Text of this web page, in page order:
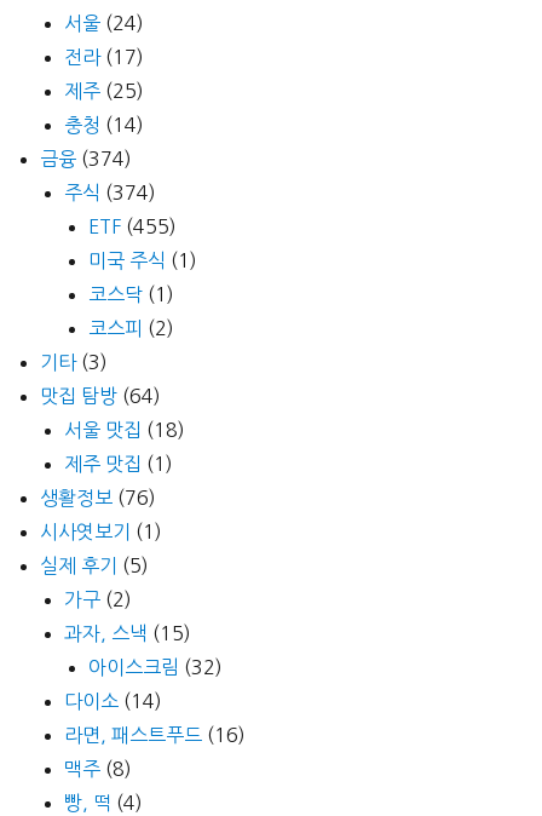
서울 (24)
전라(17)
제주 (25)
충청 (14)
금융 (374)
주식 (374)
ETF (455)
미국 주식 (1)
코스닥 (1)
코스피 (2)
기타(3)
맛집 탐방 (64)
서울 맛집 (18)
제주 맛집 (1)
생활정보 (76)
시사엿보기
(1)
실제 후기
(5)
가구 (2)
과자, 스낵 (15)
아이스크림 (32)
다이소 (14)
라면, 패스트푸드 (16)
맥주 (8)
빵, 떡 (4)